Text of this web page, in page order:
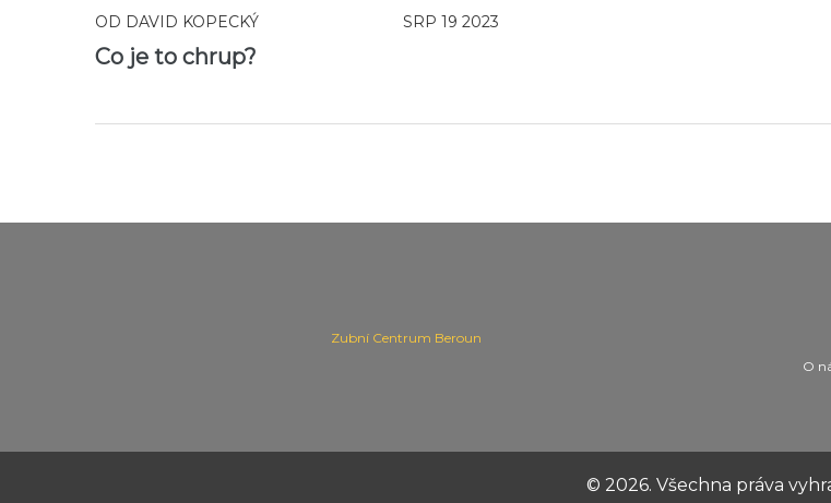
OD DAVID KOPECKÝ SRP 19 2023
Co je to chrup?
Zubní Centrum Beroun
O
© 2026. Všechna práva